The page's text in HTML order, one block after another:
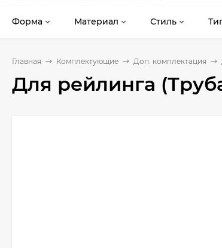
Форма Материал Стиль
Главная Комплектующие Доп. комплектация
Для рейлинга